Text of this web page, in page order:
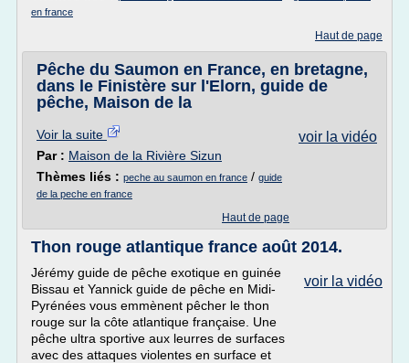
en france
Haut de page
Pêche du Saumon en France, en bretagne,
dans le Finistère sur l'Elorn, guide de
pêche, Maison de la
voir la vidéo
Voir la suite
Par : Maison de la Rivière Sizun
Thèmes liés : peche au saumon en france / guide
de la peche en france
Haut de page
Thon rouge atlantique france août 2014.
voir la vidéo
Jérémy guide de pêche exotique en guinée
Bissau et Yannick guide de pêche en Midi-
Pyrénées vous emmènent pêcher le thon
rouge sur la côte atlantique française. Une
pêche ultra sportive aux leurres de surfaces
avec des attaques violentes en surface et